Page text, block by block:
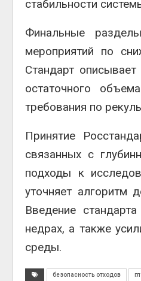
стабильности
Финальные
мероприятий по
Стандарт
остаточного
требования по
Принятие
связанных с
подходы к
уточняет алгоритм
Введение
недрах, а также
среды.
безопасность отходов